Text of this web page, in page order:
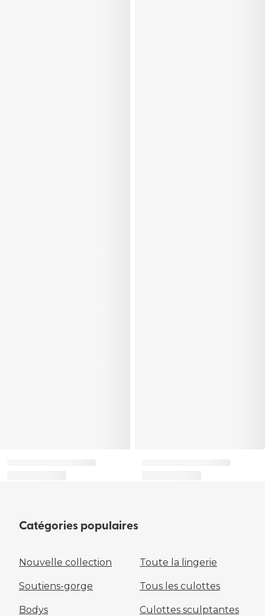
Catégories populaires
Nouvelle collection Toute la lingerie
Soutiens-gorge Tous les culottes
Bodys Culottes sculptantes